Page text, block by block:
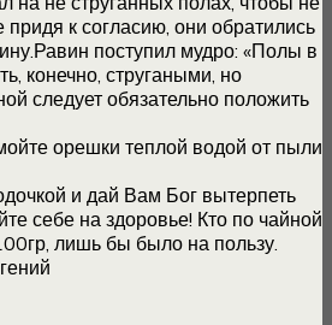
придя к согласию, они обратились
поступил мудро: «Полы в
конечно, стругаными, но
следует обязательно положить
орешки теплой водой от пыли
и дай Вам Бог вытерпеть
себе на здоровье! Кто по чайной
лишь бы было на пользу.